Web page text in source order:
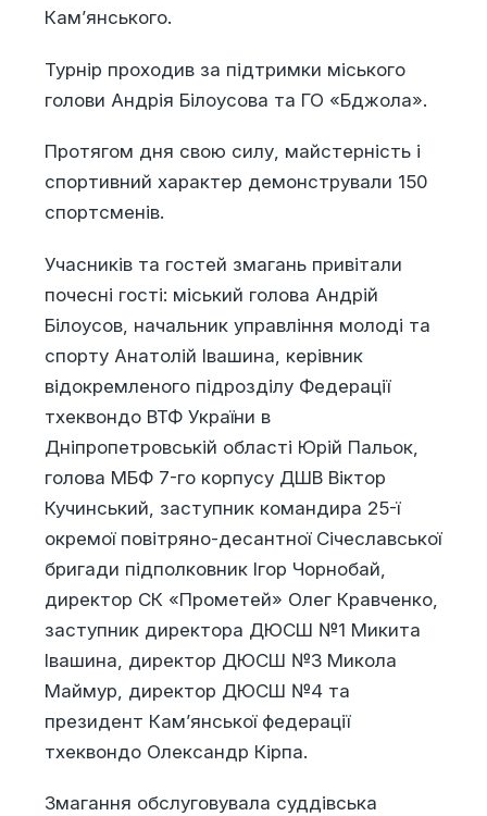
Кам’янського.
Турнір проходив за підтримки міського
голови Андрія Білоусова та ГО «Бджола».
Протягом дня свою силу, майстерність і
спортивний характер демонстрували 150
спортсменів.
Учасників та гостей змагань привітали
почесні гості: міський голова Андрій
Білоусов, начальник управління молоді та
спорту Анатолій Івашина, керівник
відокремленого підрозділу Федерації
тхеквондо ВТФ України в
Дніпропетровській області Юрій Пальок,
голова МБФ 7-го корпусу ДШВ Віктор
Кучинський, заступник командира 25-ї
окремої повітряно-десантної Січеславської
бригади підполковник Ігор Чорнобай,
директор СК «Прометей» Олег Кравченко,
заступник директора ДЮСШ №1 Микита
Івашина, директор ДЮСШ №3 Микола
Маймур, директор ДЮСШ №4 та
президент Кам’янської федерації
тхеквондо Олександр Кірпа.
Змагання обслуговувала суддівська